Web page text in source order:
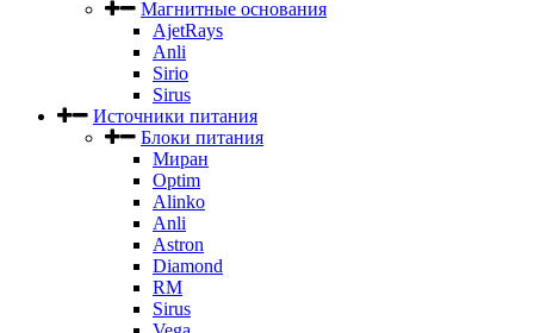
Магнитные основания
AjetRays
Anli
Sirio
Sirus
Источники питания
Блоки питания
Миран
Optim
Alinko
Anli
Astron
Diamond
RM
Sirus